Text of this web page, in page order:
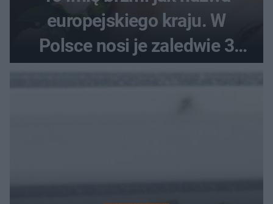
europejskiego kraju. W
Polsce nosi je zaledwie 3
kobiety